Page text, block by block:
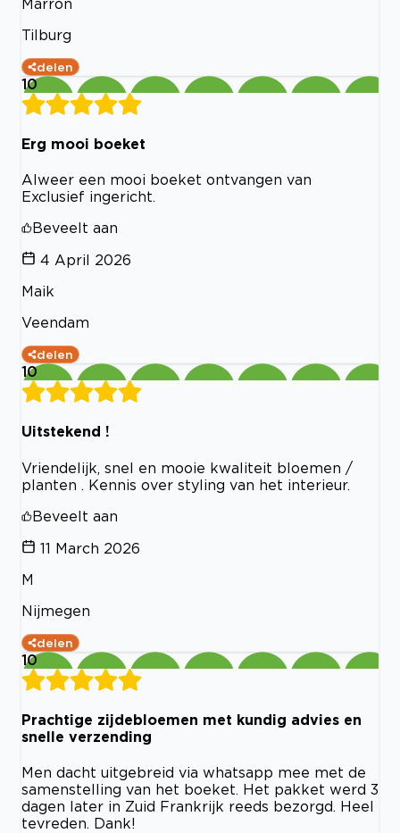
Marron
Tilburg
delen
10
Erg mooi boeket
Alweer een mooi boeket ontvangen van
Exclusief ingericht.
Beveelt aan
4 April 2026
Maik
Veendam
delen
10
Uitstekend !
Vriendelijk, snel en mooie kwaliteit bloemen /
planten . Kennis over styling van het interieur.
Beveelt aan
11 March 2026
M
Nijmegen
delen
10
Prachtige zijdebloemen met kundig advies en
snelle verzending
Men dacht uitgebreid via whatsapp mee met de
samenstelling van het boeket. Het pakket werd 3
dagen later in Zuid Frankrijk reeds bezorgd. Heel
tevreden. Dank!